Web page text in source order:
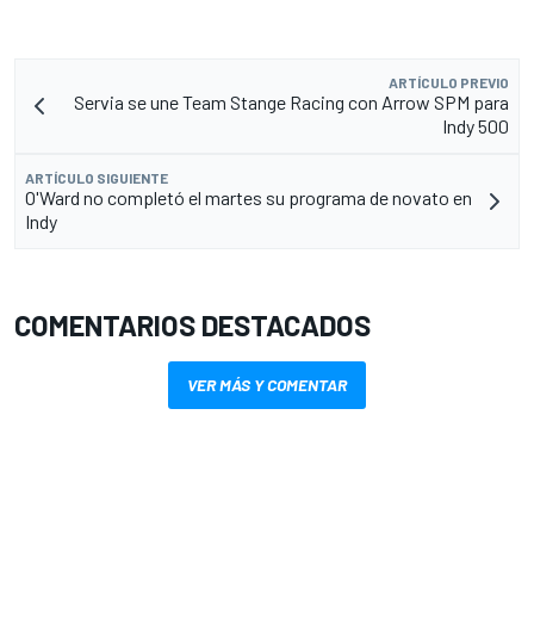
ARTÍCULO PREVIO
Servia se une Team Stange Racing con Arrow SPM para
Indy 500
ARTÍCULO SIGUIENTE
O'Ward no completó el martes su programa de novato en
Indy
COMENTARIOS DESTACADOS
VER MÁS Y COMENTAR